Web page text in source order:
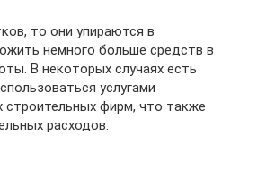
то они упираются в
немного больше средств в
В некоторых случаях есть
услугами
строительных фирм, что также
расходов.